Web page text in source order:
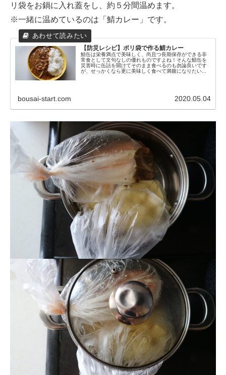
リ袋をお鍋に入れ蓋をし、約５分間温めます。
※一緒に温めているのは「鯖カレー」です。
【防災レシピ】ポリ袋で作る鯖カレー
鯖缶は栄養満点で美味しく、尚且つ長期保存ができる非
常食として文句なしの優れものですよね！そんな鯖缶を
災害時に缶詰を開けてそのまま食べるのも勿論良いです
が、せっかくなら更に美味しく食べて満腹になりたい...
bousai-start.com 2020.05.04